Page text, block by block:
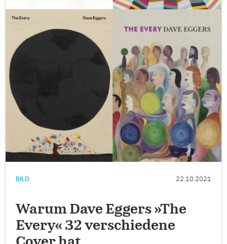
BILD 22.10.2021
Warum Dave Eggers »The
Every« 32 verschiedene